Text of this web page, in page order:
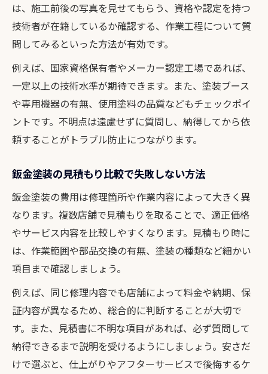
は、施工前後の写真を見せてもらう、資格や認定を持つ
技術者が在籍しているか確認する、作業工程について質
問してみるといった方法が有効です。
例えば、国家資格保有者やメーカー認定工場であれば、
一定以上の技術水準が期待できます。また、塗装ブース
や専用機器の有無、使用塗料の品質などもチェックポイ
ントです。不明点は遠慮せずに質問し、納得してから依
頼することがトラブル防止につながります。
鈑金塗装の見積もり比較で失敗しない方法
鈑金塗装の費用は修理箇所や作業内容によって大きく異
なります。複数店舗で見積もりを取ることで、適正価格
やサービス内容を比較しやすくなります。見積もり時に
は、作業範囲や部品交換の有無、塗装の種類など細かい
項目まで確認しましょう。
例えば、同じ修理内容でも店舗によって料金や納期、保
証内容が異なるため、総合的に判断することが大切で
す。また、見積書に不明な項目があれば、必ず質問して
納得できるまで説明を受けるようにしましょう。安さだ
けで選ぶと、仕上がりやアフターサービスで後悔するケ